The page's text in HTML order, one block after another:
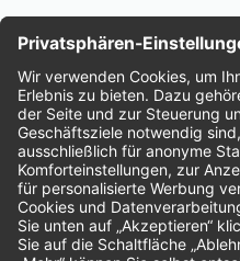
Bewertungen